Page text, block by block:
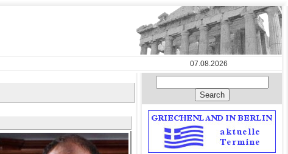
07.08.2026